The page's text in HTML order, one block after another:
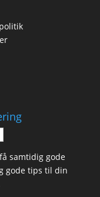
samtidig gode
gode tips til din